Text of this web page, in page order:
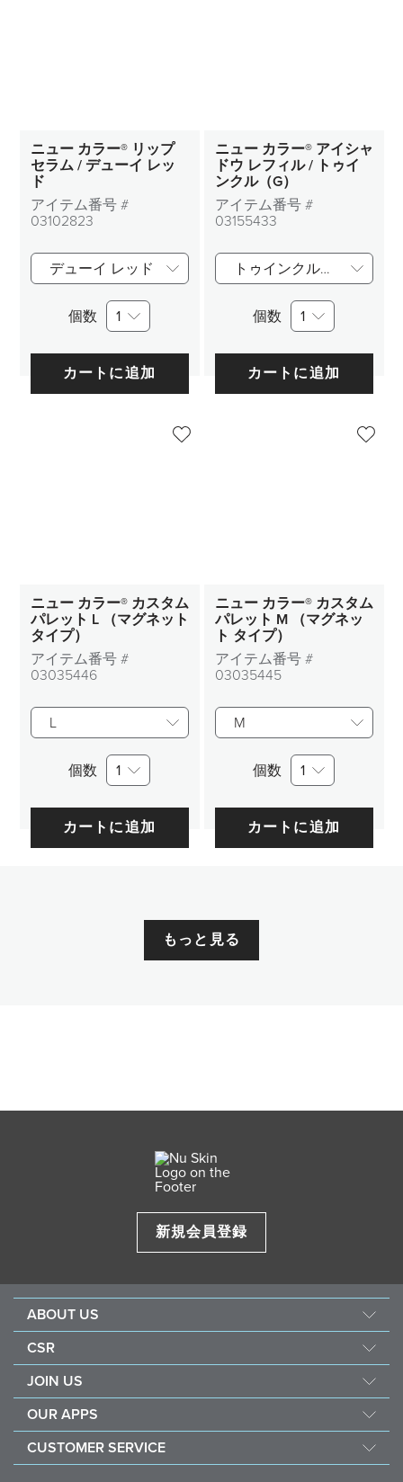
ニュー カラー® リップ
セラム / デューイ レッ
ド
アイテム番号 #
03102823
デューイ レッド
個数 1
カートに追加
ニュー カラー® アイシャ
ドウ レフィル / トゥイ
ンクル（G）
アイテム番号 #
03155433
トゥインクル（G）
個数 1
カートに追加
ニュー カラー® カスタム
パレット L （マグネット
タイプ）
アイテム番号 #
03035446
L
個数 1
カートに追加
ニュー カラー® カスタム
パレット M （マグネッ
ト タイプ）
アイテム番号 #
03035445
M
個数 1
カートに追加
もっと見る
新規会員登録
ABOUT US
ニュースキンの研究・開発
製品ブランド
ニュースルーム
永井 花奈 選手 応援ページ
CSR
社会貢献活動
ナリッシュ ザ チルドレン
サステナビリティ
コミュニティ アウトリーチ
JOIN US
ブランド メンバーとは
定期購入（ADP）
OUR APPS
Nu Skin Stela
CUSTOMER SERVICE